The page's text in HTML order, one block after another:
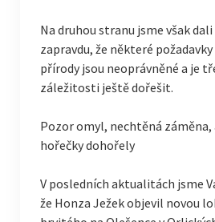
Na druhou stranu jsme však
zapravdu, že některé
přírody jsou neoprávněné a je
záležitosti ještě dořešit.
Pozor omyl, nechtěná záměna,
hořečky dohořely
V posledních aktualitách jsme
že Honza Ježek objevil novou